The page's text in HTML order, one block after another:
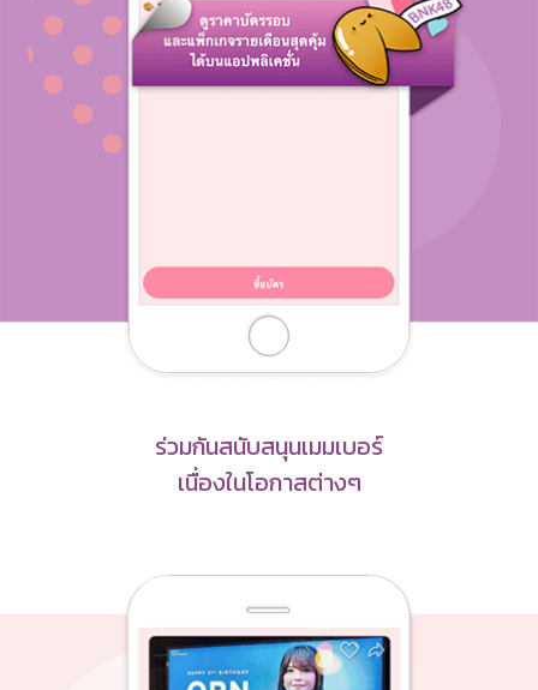
ร่วมกันสนับสนุนเมมเบอร์
เนื่องในโอกาสต่างๆ